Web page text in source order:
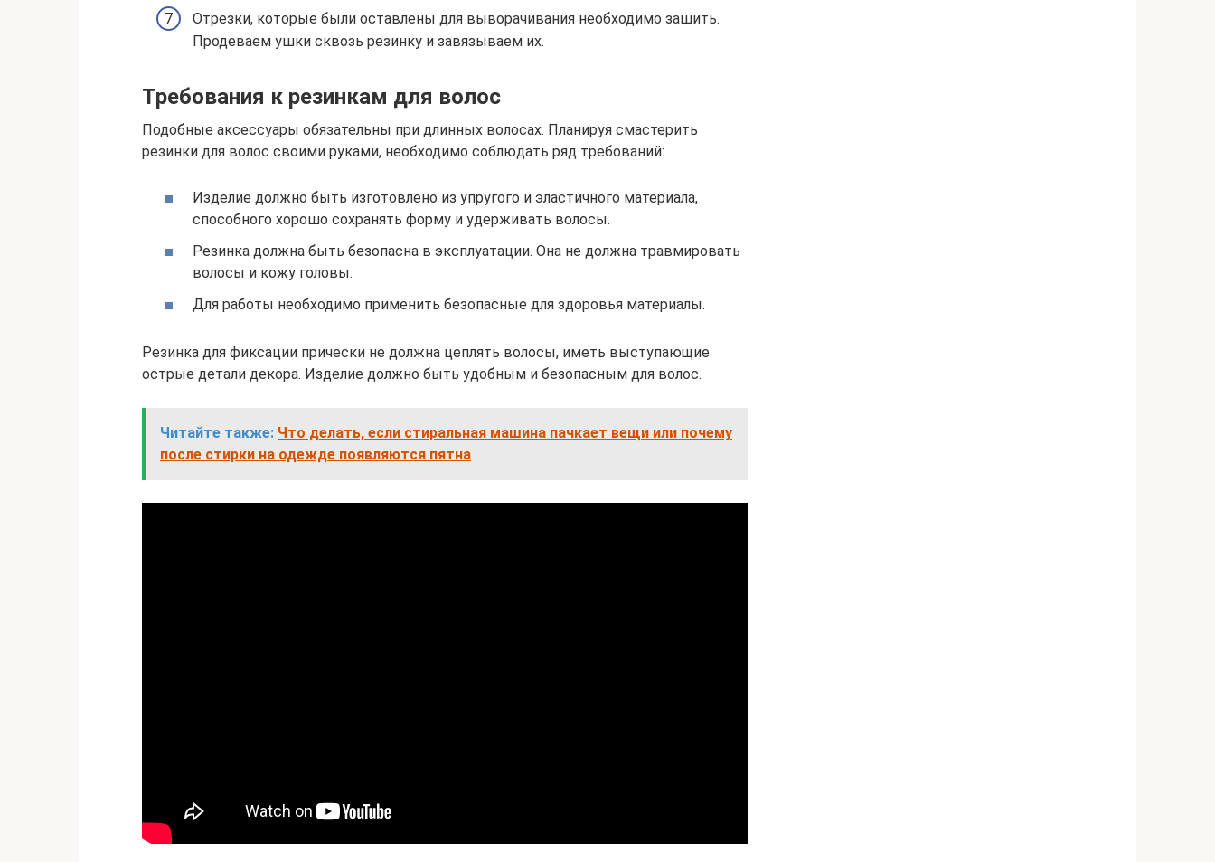
Отрезки, которые были оставлены для выворачивания необходимо зашить.
Продеваем ушки сквозь резинку и завязываем их.
Требования к резинкам для волос
Подобные аксессуары обязательны при длинных волосах. Планируя смастерить
резинки для волос своими руками, необходимо соблюдать ряд требований:
Изделие должно быть изготовлено из упругого и эластичного материала,
способного хорошо сохранять форму и удерживать волосы.
Резинка должна быть безопасна в эксплуатации. Она не должна травмировать
волосы и кожу головы.
Для работы необходимо применить безопасные для здоровья материалы.
Резинка для фиксации прически не должна цеплять волосы, иметь выступающие
острые детали декора. Изделие должно быть удобным и безопасным для волос.
Читайте также: Что делать, если стиральная машина пачкает вещи или почему
после стирки на одежде появляются пятна